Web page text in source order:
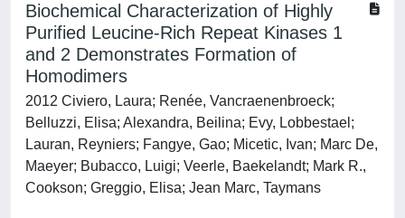
Biochemical Characterization of Highly
Purified Leucine-Rich Repeat Kinases 1
and 2 Demonstrates Formation of
Homodimers
2012 Civiero, Laura; Renée, Vancraenenbroeck;
Belluzzi, Elisa; Alexandra, Beilina; Evy, Lobbestael;
Lauran, Reyniers; Fangye, Gao; Micetic, Ivan; Marc De,
Maeyer; Bubacco, Luigi; Veerle, Baekelandt; Mark R.,
Cookson; Greggio, Elisa; Jean Marc, Taymans